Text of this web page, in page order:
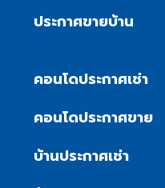
ประกาศขายบ้าน
คอนโดประกาศเช่า
คอนโดประกาศขาย
บ้านประกาศเช่า